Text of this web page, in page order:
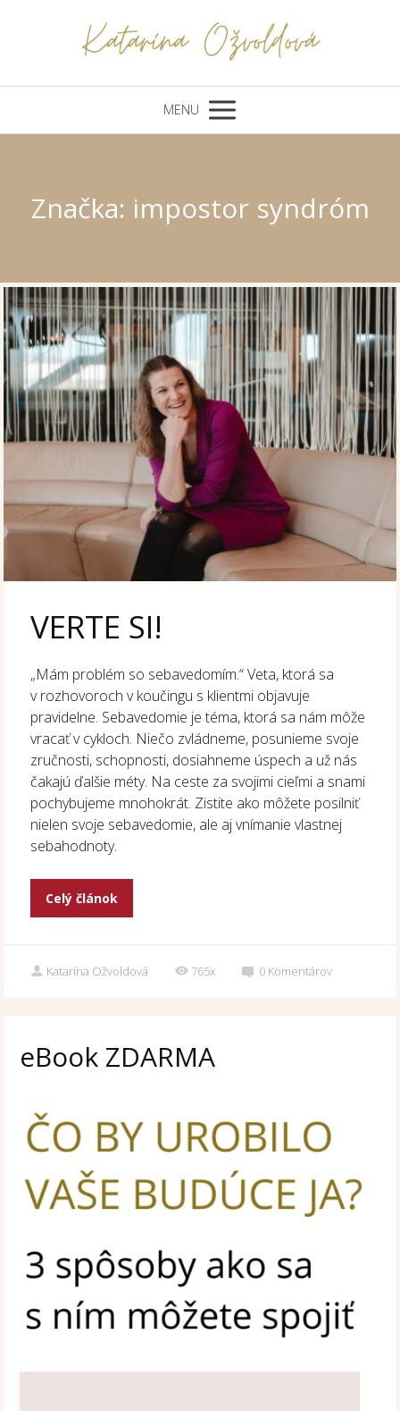
MENU
Značka: impostor syndróm
VERTE SI!
„Mám problém so sebavedomím.“ Veta, ktorá sa
v rozhovoroch v koučingu s klientmi objavuje
pravidelne. Sebavedomie je téma, ktorá sa nám môže
vracať v cykloch. Niečo zvládneme, posunieme svoje
zručnosti, schopnosti, dosiahneme úspech a už nás
čakajú ďalšie méty. Na ceste za svojimi cieľmi a snami
pochybujeme mnohokrát. Zistite ako môžete posilniť
nielen svoje sebavedomie, ale aj vnímanie vlastnej
sebahodnoty.
Celý článok
Katarína Ožvoldová 765x 0 Komentárov
eBook ZDARMA